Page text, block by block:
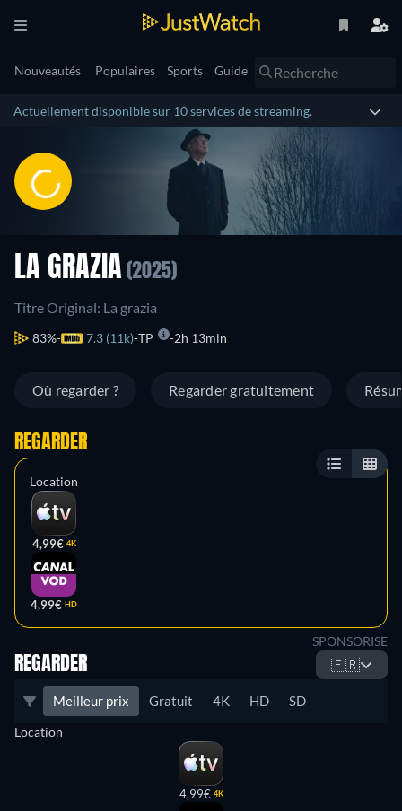
Nouveautés Populaires Sports Guide
Actuellement disponible sur 10 services de streaming.
LA GRAZIA (2025)
Titre Original: La grazia
83% 7.3 (11k) TP 2h 13min
Où regarder ? Regarder gratuitement
REGARDER
Location
4,99€ 4K
4,99€ HD
SPONSORISE
REGARDER 🇫🇷
Meilleur prix Gratuit 4K HD SD
Location
4,99€ 4K